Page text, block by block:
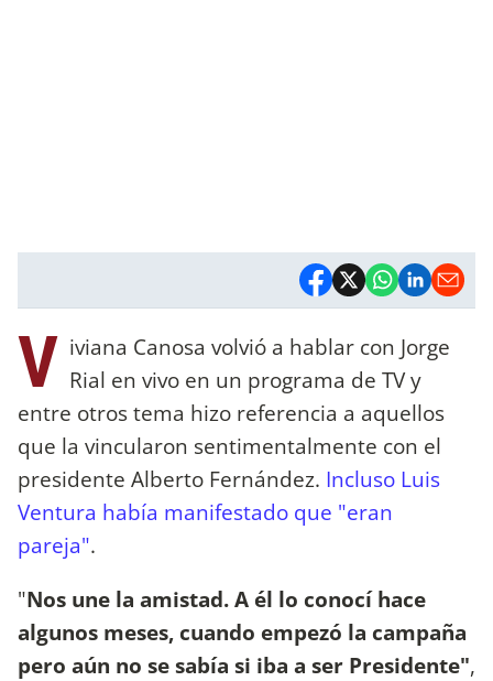
V iviana Canosa volvió a hablar con Jorge
Rial en vivo en un programa de TV y
entre otros tema hizo referencia a aquellos
que la vincularon sentimentalmente con el
presidente Alberto Fernández. Incluso Luis
Ventura había manifestado que "eran
pareja".
"Nos une la amistad. A él lo conocí hace
algunos meses, cuando empezó la campaña
pero aún no se sabía si iba a ser Presidente",